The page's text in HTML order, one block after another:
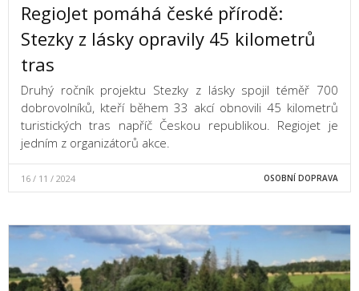
RegioJet pomáhá české přírodě:
Stezky z lásky opravily 45 kilometrů
tras
Druhý ročník projektu Stezky z lásky spojil téměř 700
dobrovolníků, kteří během 33 akcí obnovili 45 kilometrů
turistických tras napříč Českou republikou. Regiojet je
jedním z organizátorů akce.
16 / 11 / 2024 OSOBNÍ DOPRAVA